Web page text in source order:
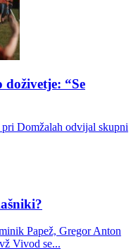
“Se
Domžalah odvijal skupni
Papež, Gregor Anton
Vivod se...